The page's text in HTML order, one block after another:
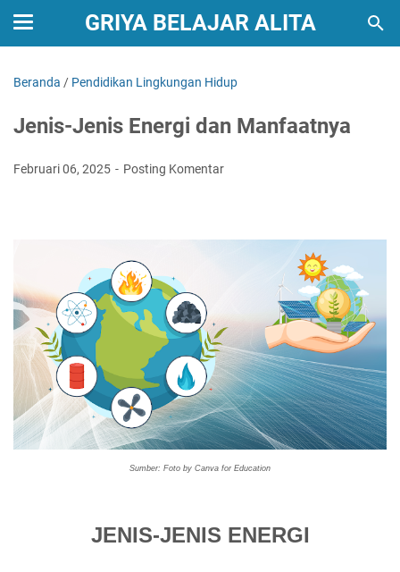
GRIYA BELAJAR ALITA
Beranda / Pendidikan Lingkungan Hidup
Jenis-Jenis Energi dan Manfaatnya
Februari 06, 2025 Posting Komentar
Sumber: Foto by Canva for Education
JENIS-JENIS ENERGI